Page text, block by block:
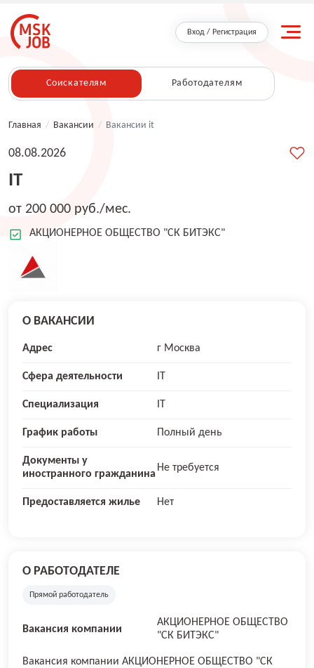
Вход / Регистрация
Соискателям Работодателям
Главная / Вакансии / Вакансии it
IT
08.08.2026
от 200 000 руб./мес.
АКЦИОНЕРНОЕ ОБЩЕСТВО "СК БИТЭКС"
О ВАКАНСИИ
Адрес г Москва
Сфера деятельности
Специализация
График работы Полный день
Документы у
иностранного гражданина
Не требуется
Предоставляется жилье Нет
О РАБОТОДАТЕЛЕ
Прямой работодатель
Вакансия компании
АКЦИОНЕРНОЕ ОБЩЕСТВО
"СК БИТЭКС"
Вакансия компании АКЦИОНЕРНОЕ ОБЩЕСТВО "СК